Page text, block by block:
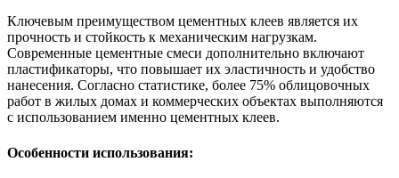
Ключевым преимуществом цементных клеев является их
прочность и стойкость к механическим нагрузкам.
Современные цементные смеси дополнительно включают
пластификаторы, что повышает их эластичность и удобство
нанесения. Согласно статистике, более 75% облицовочных
работ в жилых домах и коммерческих объектах выполняются
с использованием именно цементных клеев.
Особенности использования: